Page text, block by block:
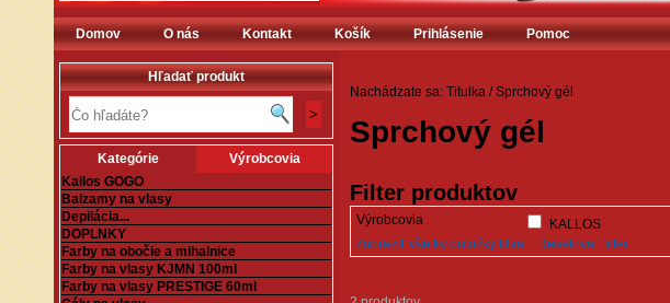
Domov O nás Kontakt Košík Prihlásenie Pomoc
Hľadať produkt
Kategórie
Výrobcovia
Kallos GOGO
Balzamy na vlasy
Depilácia...
DOPLNKY
Farby na obočie a mihalnice
Farby na vlasy KJMN 100ml
Farby na vlasy PRESTIGE 60ml
Nachádzate sa: Titulka /Sprchový gél
Sprchový gél
Filter produktov
Výrobcovia
KALLOS
Zobraziť všetky položky filtra
Resetovať filter